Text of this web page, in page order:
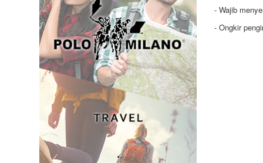
- Wajib
- Ongkir